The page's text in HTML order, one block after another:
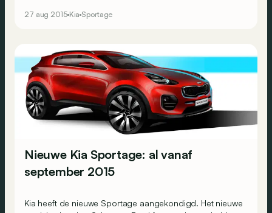
27 aug 2015 Kia Sportage
Nieuwe Kia Sportage: al vanaf
september 2015
Kia heeft de nieuwe Sportage aangekondigd. Het nieuwe